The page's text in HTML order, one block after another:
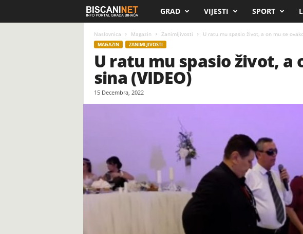
.
n
GRAD VIJESTI SPORT
Naslovnica Magazin Zanimljivosti U ratu mu spasio život, a on mu se
MAGAZIN ZANIMLJIVOSTI
U ratu mu spasio život, a
sina (VIDEO)
15 Decembra, 2022